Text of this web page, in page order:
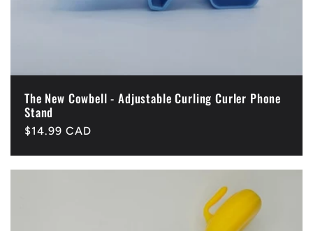
The New Cowbell - Adjustable Curling Curler Phone
Stand
Precio
$14.99 CAD